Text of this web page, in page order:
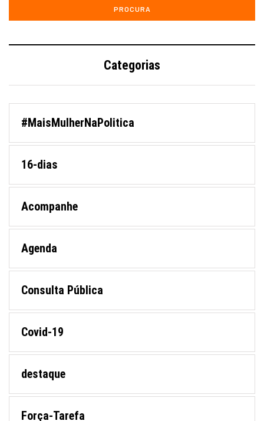
Categorias
#MaisMulherNaPolitica
16-dias
Acompanhe
Agenda
Consulta Pública
Covid-19
destaque
Força-Tarefa